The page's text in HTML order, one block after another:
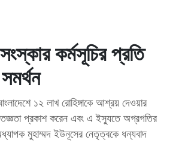
কর্মসূচির প্রতি
১২ লাখ রোহিঙ্গাকে আশ্রয় দেওয়ার
প্রকাশ করেন এবং এ ইস্যুতে অগ্রগতির
মুহাম্মদ ইউনূসের নেতৃত্বকে ধন্যবাদ